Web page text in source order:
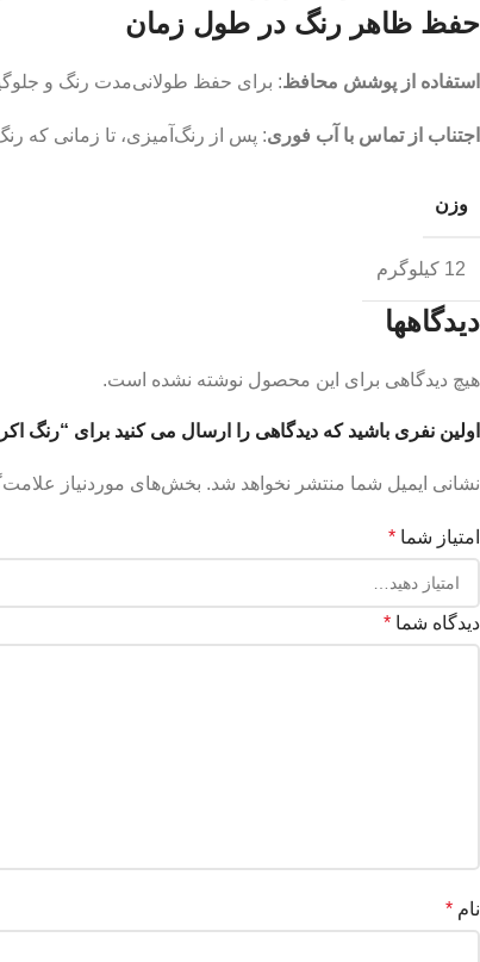
حفظ ظاهر رنگ در طول زمان
استفاده از پوشش محافظ: برای حفظ طولانی‌مدت رنگ و
اجتناب از تماس با آب فوری: پس از رنگ‌آمیزی، تا زمانی که
وزن
12 کیلوگرم
دیدگاهها
هیچ دیدگاهی برای این محصول نوشته نشده است.
اولین نفری باشید که دیدگاهی را ارسال می کنید برای “رنگ اکریلیک رویال لوکس کد
نشانی ایمیل شما منتشر نخواهد شد. بخش‌های موردنیاز
امتیاز شما *
دیدگاه شما *
نام *